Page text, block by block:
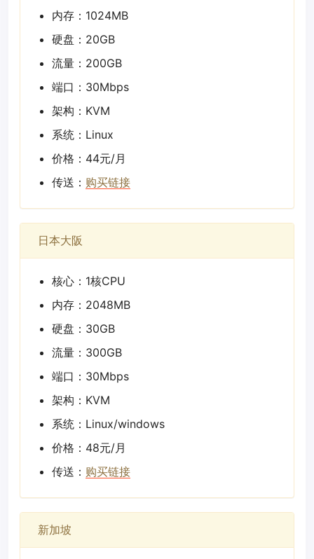
内存：1024MB
硬盘：20GB
流量：200GB
端口：30Mbps
架构：KVM
系统：Linux
价格：44元/月
传送： 购买链接
日本大阪
核心：1核CPU
内存：2048MB
硬盘：30GB
流量：300GB
端口：30Mbps
架构：KVM
系统：Linux/windows
价格：48元/月
传送： 购买链接
新加坡